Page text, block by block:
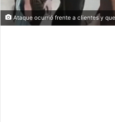
Ataque ocurrió frente a clientes y